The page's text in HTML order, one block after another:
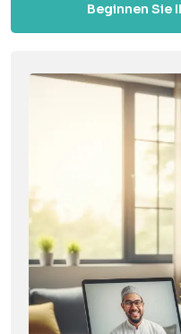
Beginnen Sie